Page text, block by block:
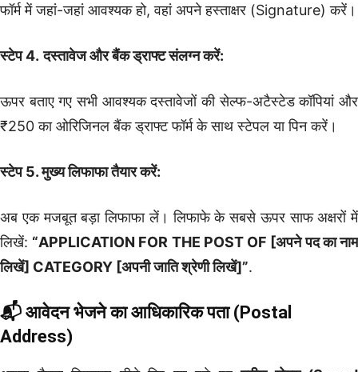
फॉर्म में जहां-जहां आवश्यक हो, वहां अपने हस्ताक्षर (Signature) करें।
स्टेप 4. दस्तावेज और बैंक ड्राफ्ट संलग्न करें:
ऊपर बताए गए सभी आवश्यक दस्तावेजों की सेल्फ-अटैस्टेड कॉपियां और
₹250 का ओरिजिनल बैंक ड्राफ्ट फॉर्म के साथ स्टेपल या पिन करें।
स्टेप 5. मुख्य लिफाफा तैयार करें:
अब एक मजबूत बड़ा लिफाफा लें। लिफाफे के सबसे ऊपर साफ अक्षरों में
लिखें: “APPLICATION FOR THE POST OF [अपने पद का नाम
लिखें] CATEGORY [अपनी जाति श्रेणी लिखें]”.
📬 आवेदन भेजने का आधिकारिक पता (Postal
Address)